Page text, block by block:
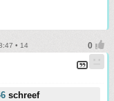
• 14
schreef